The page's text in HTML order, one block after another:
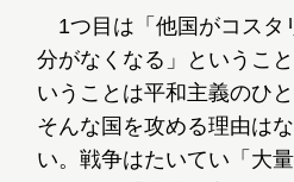
1つ目は「他国がコスタ
分がなくなる」というこ
いうことは平和主義のひ
そんな国を攻める理由は
い。戦争はたいてい「大